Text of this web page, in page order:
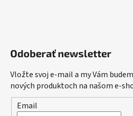
Odoberať newsletter
Vložte svoj e-mail a my Vám
nových produktoch na našom e-
Email